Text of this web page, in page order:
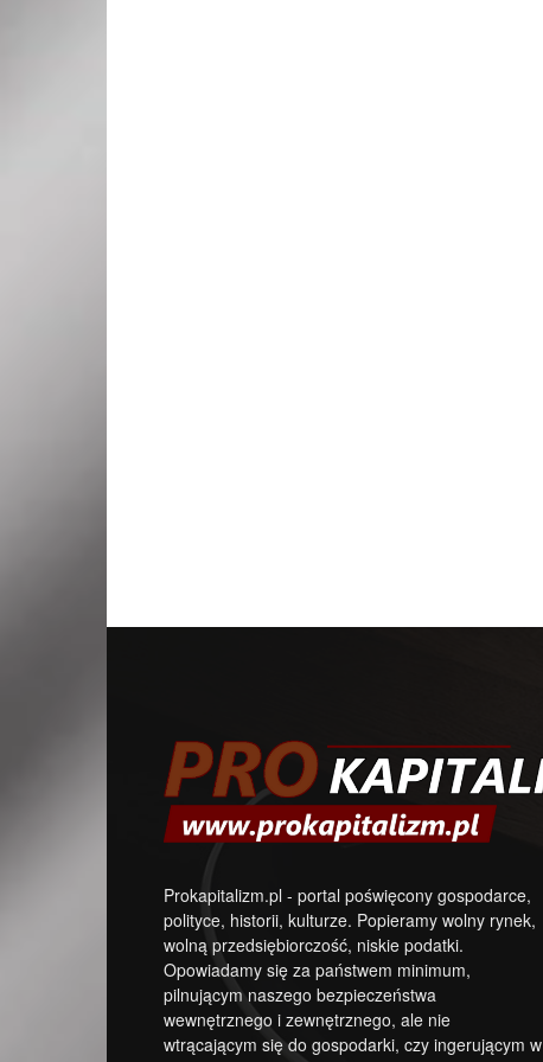
Prokapitalizm.pl - portal poświęcony gospodarce,
polityce, historii, kulturze. Popieramy wolny rynek,
wolną przedsiębiorczość, niskie podatki.
Opowiadamy się za państwem minimum,
pilnującym naszego bezpieczeństwa
wewnętrznego i zewnętrznego, ale nie
wtrącającym się do gospodarki, czy ingerującym w